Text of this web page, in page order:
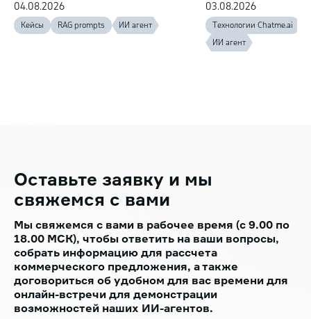
04.08.2026
Кейсы RAG prompts ИИ агент
03.08.2026
Технологии Chatme.ai
ИИ агент
Оставьте заявку и мы
свяжемся с вами
Мы свяжемся с вами в рабочее время (с 9.00 по
18.00 МСК), чтобы ответить на ваши вопросы,
собрать информацию для рассчета
коммерческого предложения, а также
договориться об удобном для вас времени для
онлайн-встречи для демонстрации
возможностей наших ИИ-агентов.